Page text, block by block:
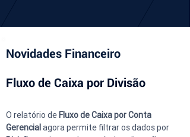
Novidades Financeiro
Fluxo de Caixa por Divisão
O relatório de Fluxo de Caixa por Conta
Gerencial agora permite filtrar os dados por